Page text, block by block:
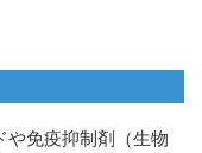
や免疫抑制剤（生物